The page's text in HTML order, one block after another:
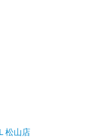
松山店